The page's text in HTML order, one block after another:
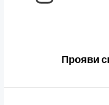
Прояви